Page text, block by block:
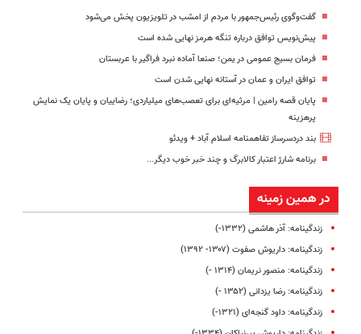
گفت‌وگوی رئیس‌جمهور با مردم از امشب در تلویزیون پخش می‌شود
پیش‌نویس توافق درباره تنگه هرمز نهایی شده است
فرمان بسیج عمومی در یمن؛ صنعا آماده نبرد فراگیر با عربستان
توافق ایران و عمان در آستانه نهایی شدن است
پایان قصه رامین | مرثیه‌ای برای تعصب‌های میلیاردی؛ رضاییان و پایان یک نمایش
پرهزینه
بند دردسرساز تفاهمنامه اسلام آباد + ویدئو
برنامه شارژ اعتبار کالابرگ و چند خبر خوب دیگر...
در همین زمینه
زندگینامه: آذر هاشمی (۱۳۳۲-)
زندگینامه: داریوش صفوت (۱۳۰۷- ۱۳۹۲)
زندگینامه: منصور نریمان (۱۳۱۴ -)
زندگینامه: رضا یزدانی (۱۳۵۲ -)
زندگینامه: داود گنجه‌ای (۱۳۲۱-)